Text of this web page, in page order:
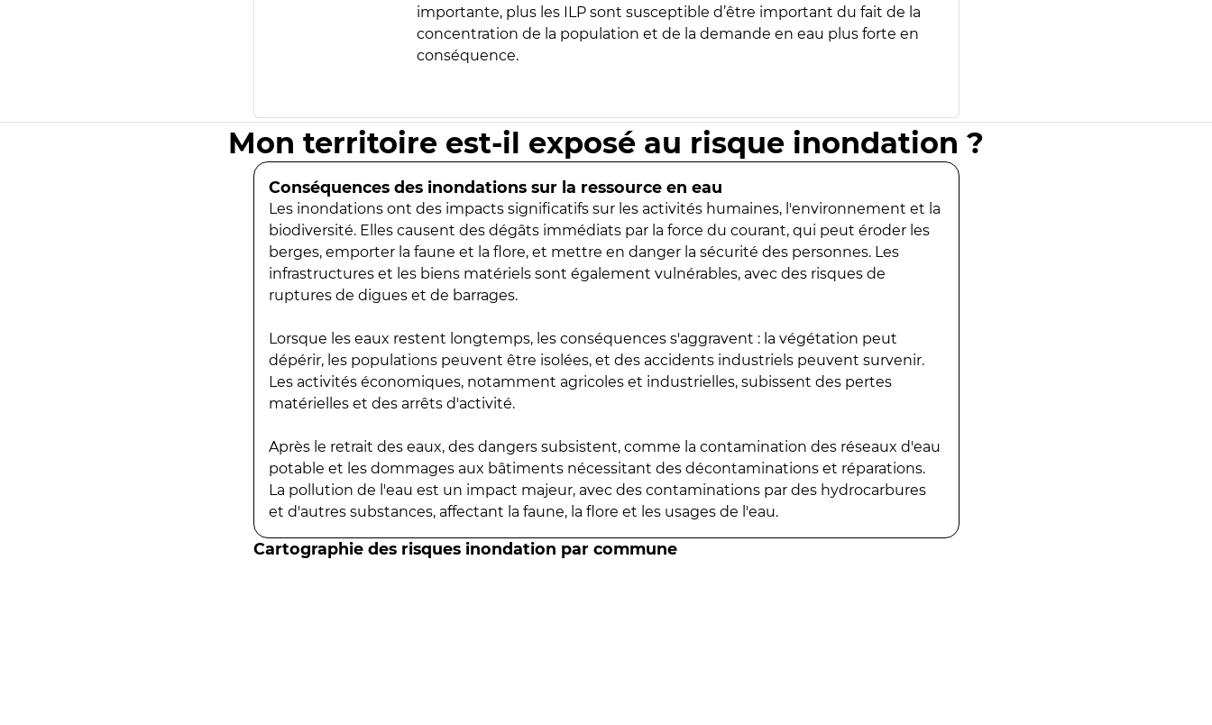
importante, plus les ILP sont susceptible d’être important du fait de la
concentration de la population et de la demande en eau plus forte en
conséquence.
Mon territoire est-il exposé au risque inondation ?
Conséquences des inondations sur la ressource en eau
Les inondations ont des impacts significatifs sur les activités humaines, l'environnement et la
biodiversité. Elles causent des dégâts immédiats par la force du courant, qui peut éroder les
berges, emporter la faune et la flore, et mettre en danger la sécurité des personnes. Les
infrastructures et les biens matériels sont également vulnérables, avec des risques de
ruptures de digues et de barrages.
Lorsque les eaux restent longtemps, les conséquences s'aggravent : la végétation peut
dépérir, les populations peuvent être isolées, et des accidents industriels peuvent survenir.
Les activités économiques, notamment agricoles et industrielles, subissent des pertes
matérielles et des arrêts d'activité.
Après le retrait des eaux, des dangers subsistent, comme la contamination des réseaux d'eau
potable et les dommages aux bâtiments nécessitant des décontaminations et réparations.
La pollution de l'eau est un impact majeur, avec des contaminations par des hydrocarbures
et d'autres substances, affectant la faune, la flore et les usages de l'eau.
Cartographie des risques inondation par commune